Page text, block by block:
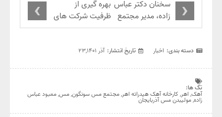
سخنان دکتر عباس
زاده، مدیر مجتمع
مس سونگون در
کارخانه آهک اهر
‹
بهره گیری از
ظرفیت شرکت های
دانش بنیان در
ای آهک هیدراته
›
دسته بندی: اخبار تاریخ انتشار: آذر ۲۳,۱۴۰۱
تگ ها:
آهک, اهر, کارخانه آهک هیدراته اهر,مجتمع مس سونگون,مس,معبود عباس
زاده,مولیبدن مس آذربایجان